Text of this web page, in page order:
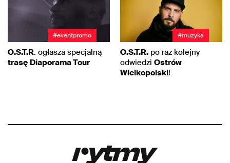
#eventpromo
O.S.T.R. ogłasza specjalną
trasę Diaporama Tour
#muzyka
O.S.T.R. po raz kolejny
odwiedzi Ostrów
Wielkopolski!